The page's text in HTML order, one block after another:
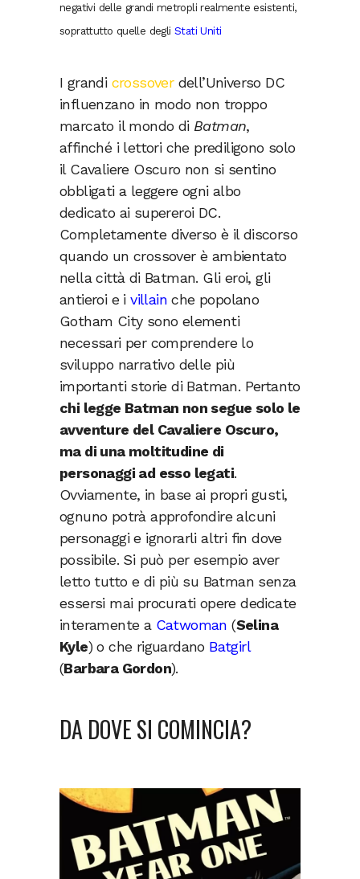
negativi delle grandi metropli realmente esistenti,
soprattutto quelle degli Stati Uniti
I grandi crossoverdell’Universo DC
influenzano in modo non troppo
marcato il mondo di Batman,
affinché i lettori che prediligono solo
il Cavaliere Oscuro non si sentino
obbligati a leggere ogni albo
dedicato ai supereroi DC.
Completamente diverso è il discorso
quando un crossover è ambientato
nella città di Batman. Gli eroi, gli
antieroi e ivillain che popolano
Gotham City sono elementi
necessari per comprendere lo
sviluppo narrativo delle più
importanti storie di Batman. Pertanto
chi legge Batman non segue solo le
avventure del Cavaliere Oscuro,
ma di una moltitudine di
personaggi ad esso legati.
Ovviamente, in base ai propri gusti,
ognuno potrà approfondire alcuni
personaggi e ignorarli altri fin dove
possibile. Si può per esempio aver
letto tutto e di più su Batman senza
essersi mai procurati opere dedicate
interamente a Catwoman (Selina
Kyle) o che riguardano Batgirl
(Barbara Gordon).
DA DOVE SI COMINCIA?